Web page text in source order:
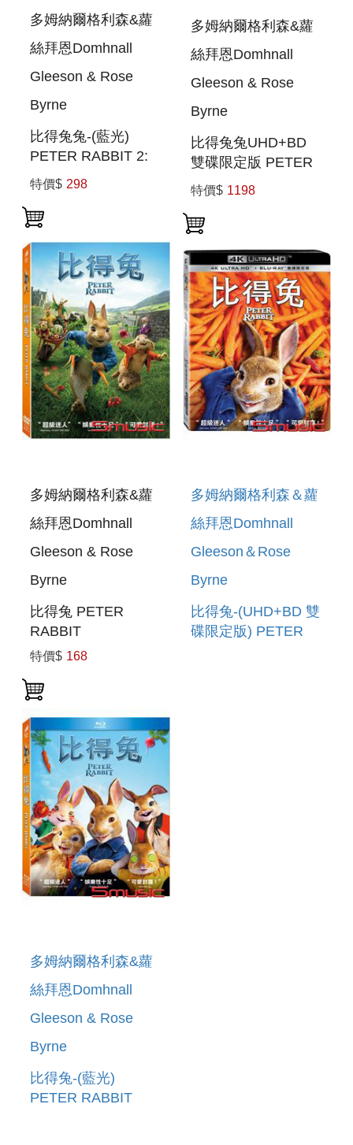
多姆納爾格利森&蘿
絲拜恩Domhnall
Gleeson & Rose
Byrne
比得兔兔-(藍光)
PETER RABBIT 2:
THE RUNAWAY
特價$ 298
多姆納爾格利森&蘿
絲拜恩Domhnall
Gleeson & Rose
Byrne
比得兔兔UHD+BD
雙碟限定版 PETER
RABBIT 2: THE
特價$ 1198
多姆納爾格利森&蘿
絲拜恩Domhnall
Gleeson & Rose
Byrne
比得兔 PETER
RABBIT
特價$ 168
多姆納爾格利森＆蘿
絲拜恩Domhnall
Gleeson＆Rose
Byrne
比得兔-(UHD+BD 雙
碟限定版) PETER
多姆納爾格利森&蘿
絲拜恩Domhnall
Gleeson & Rose
Byrne
比得兔-(藍光)
PETER RABBIT